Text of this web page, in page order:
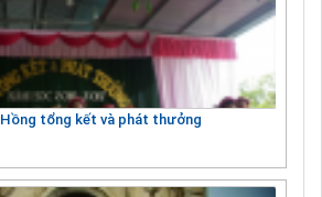
tổng kết và phát thưởng